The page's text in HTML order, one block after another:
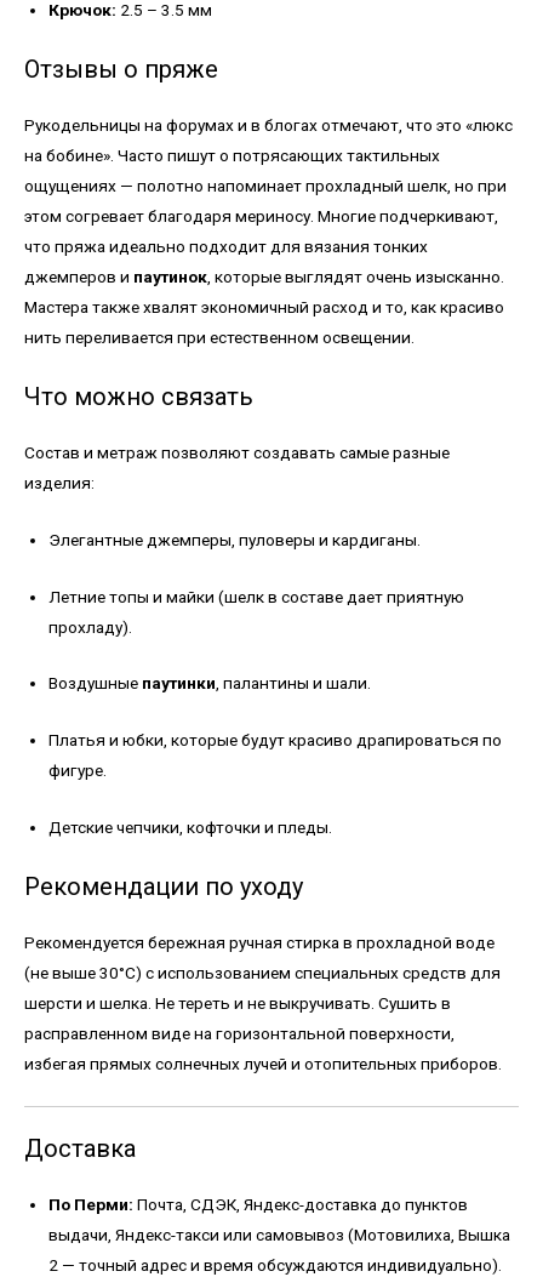
Крючок: 2.5 – 3.5 мм
Отзывы о пряже
Рукодельницы на форумах и в блогах отмечают, что это «люкс
на бобине». Часто пишут о потрясающих тактильных
ощущениях — полотно напоминает прохладный шелк, но при
этом согревает благодаря мериносу. Многие подчеркивают,
что пряжа идеально подходит для вязания тонких
джемперов и паутинок , которые выглядят очень изысканно.
Мастера также хвалят экономичный расход и то, как красиво
нить переливается при естественном освещении.
Что можно связать
Состав и метраж позволяют создавать самые разные
изделия:
Элегантные джемперы, пуловеры и кардиганы.
Летние топы и майки (шелк в составе дает приятную
прохладу).
Воздушные паутинки, палантины и шали.
Платья и юбки, которые будут красиво драпироваться по
фигуре.
Детские чепчики, кофточки и пледы.
Рекомендации по уходу
Рекомендуется бережная ручная стирка в прохладной воде
(не выше 30°C) с использованием специальных средств для
шерсти и шелка. Не тереть и не выкручивать. Сушить в
расправленном виде на горизонтальной поверхности,
избегая прямых солнечных лучей и отопительных приборов.
Доставка
По Перми: Почта, СДЭК, Яндекс-доставка до пунктов
выдачи, Яндекс-такси или самовывоз (Мотовилиха, Вышка
2 — точный адрес и время обсуждаются индивидуально).